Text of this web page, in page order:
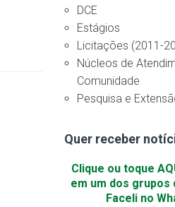
DCE
Estágios
Licitações (2011-
Núcleos de
Comunidade
Pesquisa e
Quer receber
Clique ou toque
em um dos grupos
Faceli no